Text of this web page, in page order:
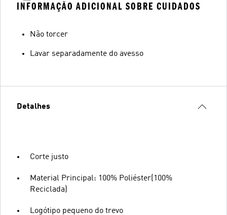
INFORMAÇÃO ADICIONAL SOBRE CUIDADOS
Não torcer
Lavar separadamente do avesso
Detalhes
Corte justo
Material Principal: 100% Poliéster(100%
Reciclada)
Logótipo pequeno do trevo